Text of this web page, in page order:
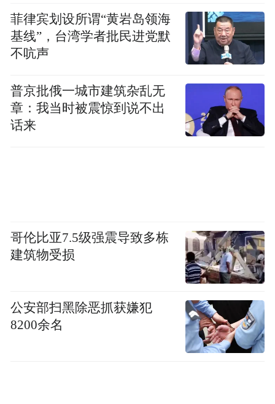
菲律宾划设所谓“黄岩岛领海
基线”，台湾学者批民进党默
不吭声
普京批俄一城市建筑杂乱无
章：我当时被震惊到说不出
话来
哥伦比亚7.5级强震导致多栋
建筑物受损
公安部扫黑除恶抓获嫌犯
8200余名